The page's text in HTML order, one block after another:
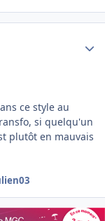
ce style au
si quelqu'un
plutôt en mauvais